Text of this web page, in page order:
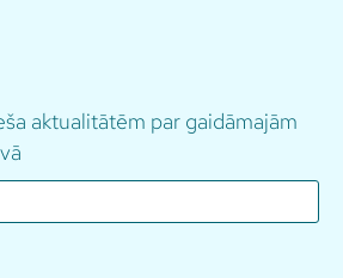
aktualitātēm par gaidāmajām